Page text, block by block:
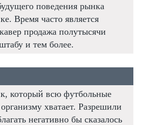
поведения рынка
Время часто является
продажа полутысячи
и тем более.
который всю футбольные
хватает. Разрешили
негативно бы сказалось